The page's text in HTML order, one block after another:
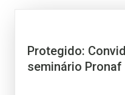
Protegido:
seminário Pronaf